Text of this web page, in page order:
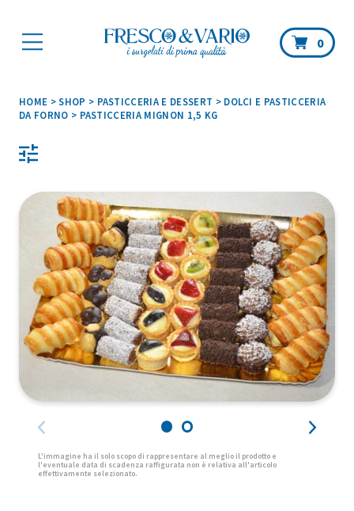
0
HOME >SHOP > PASTICCERIA E DESSERT > DOLCI E PASTICCERIA
DA FORNO > PASTICCERIA MIGNON 1,5 KG